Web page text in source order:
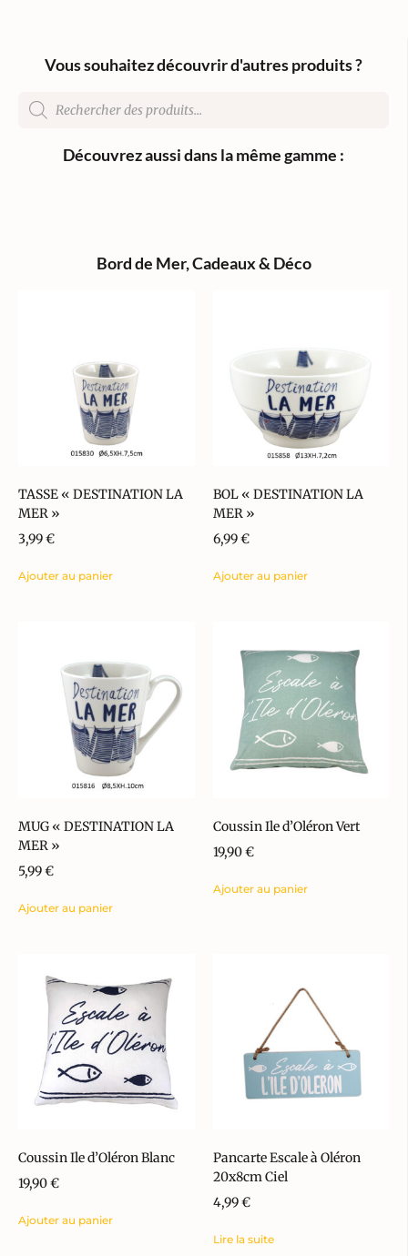
Vous souhaitez découvrir d'autres produits ?
Découvrez aussi dans la même gamme :
Bord de Mer,Cadeaux & Déco
TASSE « DESTINATION LA
MER »
3,99€
Ajouter au panier
BOL « DESTINATION LA
MER »
6,99€
Ajouter au panier
MUG « DESTINATION LA
MER »
5,99€
Ajouter au panier
Coussin Ile d’Oléron Vert
19,90€
Ajouter au panier
Coussin Ile d’Oléron Blanc
19,90€
Ajouter au panier
Pancarte Escale à Oléron
20x8cm Ciel
4,99€
Lire la suite